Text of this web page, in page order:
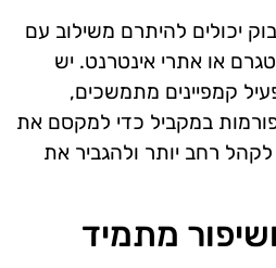
יכולים להיתרם משילוב עם
או אתרי אינטרנט. יש
קמפיינים מתמשכים,
במקביל כדי למקסם את
רחב יותר ולהגביר את
מתמיד